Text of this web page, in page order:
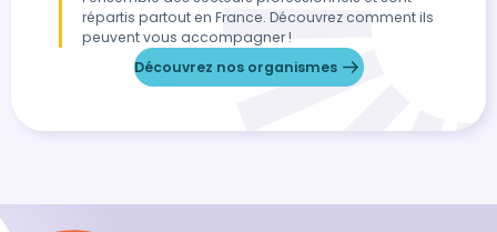
répartis partout en France. Découvrez comment ils
peuvent vous accompagner !
Découvrez nos organismes